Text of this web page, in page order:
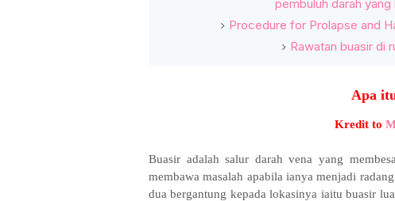
pembuluh darah
Procedure for Prolapse and
Rawatan buasir di
Apa
Kredit to
Buasir adalah salur darah vena yang
membawa masalah apabila ianya menjadi
dua bergantung kepada lokasinya iaitu buasir